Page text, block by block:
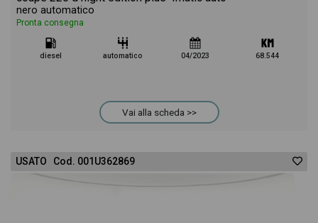
nero automatico
Pronta consegna
diesel automatico 04/2023 68.544
Vai alla scheda >>
USATO Cod. 001U362869